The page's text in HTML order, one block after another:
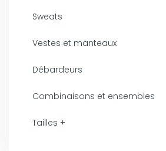
Sweats
Vestes et manteaux
Débardeurs
Combinaisons et ensembles
Tailles +